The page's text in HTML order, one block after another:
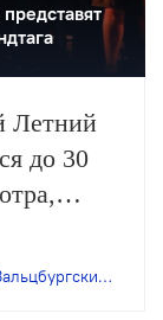
Летний
до 30
фестиваль